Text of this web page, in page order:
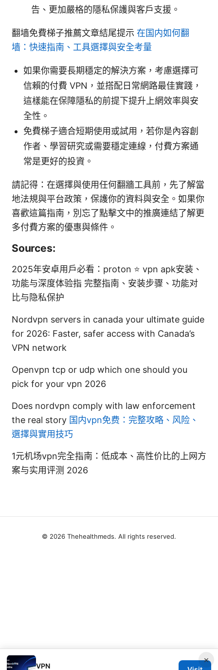
告、更加嚴格的隱私保護與客戶支援。
翻墙免費梯子推薦文章結尾提示 在国内如何翻
墙：快速指南、工具選擇與安全考量
如果你需要長期穩定的解決方案，考慮選擇可
信賴的付費 VPN，並搭配日常網路最佳實踐，
這樣能在保障隱私的前提下提升上網效率與安
全性。
免費梯子適合短期使用或試用，若你是內容創
作者、學習研究或需要穩定連線，付費方案通
常是更好的投資。
請記得：在選擇與使用任何翻牆工具前，先了解當
地法規與平台政策，保護你的資料與安全。如果你
喜歡這篇指南，別忘了點擊文中的推廣連結了解更
多付費方案的優惠與條件。
Sources:
2025年安卓用户必看：proton ⭐ vpn apk安装、
功能与深度体验指 完整指南、安装步骤、功能对
比与隐私保护
Nordvpn servers in canada your ultimate guide
for 2026: Faster, safer access with Canada’s
VPN network
Openvpn tcp or udp which one should you
pick for your vpn 2026
Does nordvpn comply with law enforcement
the real story 国内vpn免费：完整攻略、风险、
選擇與實用技巧
1元机场vpn完全指南：低成本、高性价比的上网方
案与实用评测 2026
×
VPN
© 2026 Thehealthmeds. All rights reserved.